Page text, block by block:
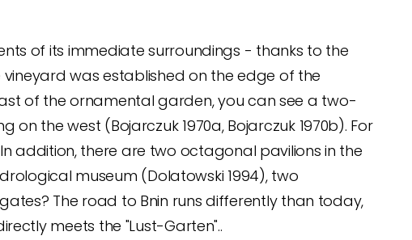
of its immediate surroundings - thanks to the
was established on the edge of the
of the ornamental garden, you can see a two-
the west (Bojarczuk 1970a, Bojarczuk 1970b). For
addition, there are two octagonal pavilions in the
museum (Dolatowski 1994), two
The road to Bnin runs differently than today,
meets the "Lust-Garten"..